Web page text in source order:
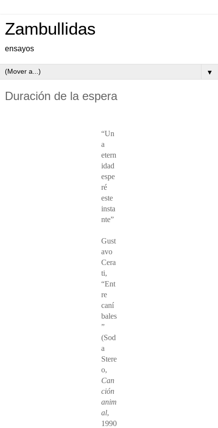
Zambullidas
ensayos
▼
Duración de la espera
“Un
a
etern
idad
espe
ré
este
insta
nte”
Gust
avo
Cera
ti,
“Ent
re
caní
bales
”
(Sod
a
Stere
o,
Can
ción
anim
al,
1990